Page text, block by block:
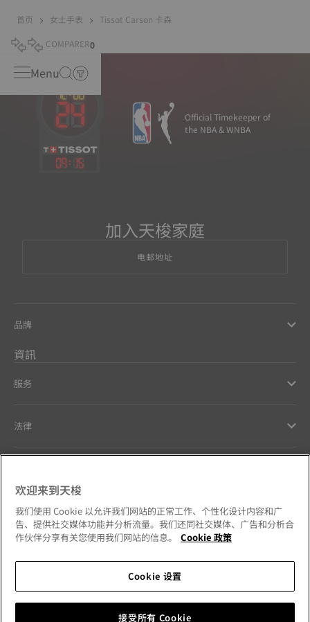
首页 女士手表 Tissot Carson 卡森
COMPARER0
Menu
09: 15
Official Timekeeper of
the NBA & WNBA
加入天梭家庭
电邮地址
品牌
資訊
服务
法律
Our commitments
Follow us on social media
Change country
欢迎来到天梭
我们使用 Cookie 以允许我们网站的正常工作、个性化设计内容和广
告、提供社交媒体功能并分析流量。我们还同社交媒体、广告和分析合
作伙伴分享有关您使用我们网站的信息。
Cookie 政策
Cookie 设置
接受所有 Cookie